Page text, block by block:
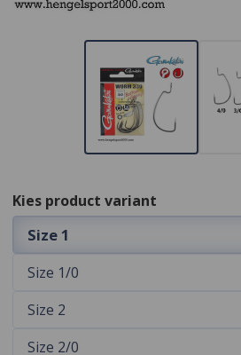
Kies product variant
Size 1
Size 1/0
Size 2
Size 2/0